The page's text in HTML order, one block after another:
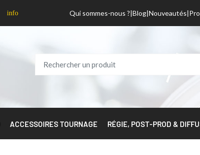
info Qui sommes-nous ? Blog Nouveautés
ACCESSOIRES TOURNAGE RÉGIE, POST-PROD &